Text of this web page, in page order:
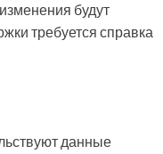
будут
требуется справка
данные